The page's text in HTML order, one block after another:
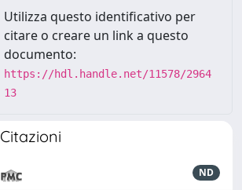
Utilizza questo identificativo per
citare o creare un link a questo
documento:
https://hdl.handle.net/11578/2964
13
Citazioni
ND